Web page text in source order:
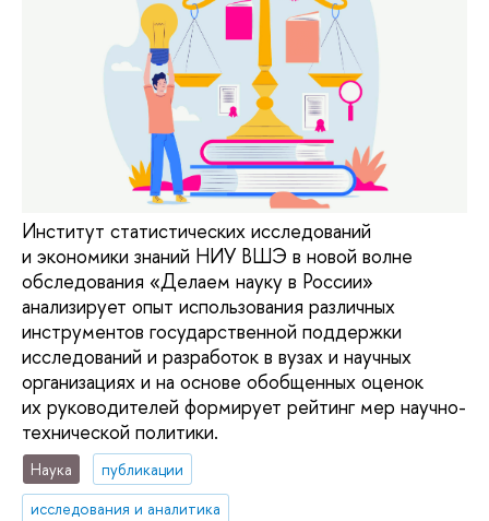
Институт статистических исследований
и экономики знаний НИУ ВШЭ в новой волне
обследования «Делаем науку в России»
анализирует опыт использования различных
инструментов государственной поддержки
исследований и разработок в вузах и научных
организациях и на основе обобщенных оценок
их руководителей формирует рейтинг мер научно-
технической политики.
Наука
публикации
исследования и аналитика